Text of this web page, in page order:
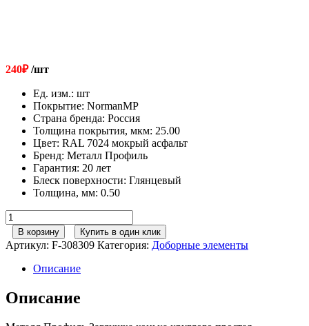
240₽/шт
Ед. изм.: шт
Покрытие: NormanMP
Страна бренда: Россия
Толщина покрытия, мкм: 25.00
Цвет: RAL 7024 мокрый асфальт
Бренд: Металл Профиль
Гарантия: 20 лет
Блеск поверхности: Глянцевый
Толщина, мм: 0.50
Количество
товара
Металл
Профиль
Заглушка
конька
круглого
простая
В корзину Купить в один клик
Артикул: F-308309 Категория: Доборные элементы
Описание
Описание